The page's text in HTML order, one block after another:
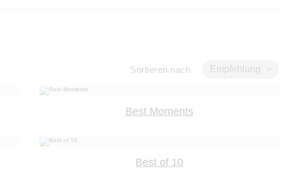
Sortieren nach Empfehlung
Best Moments
Best of 10